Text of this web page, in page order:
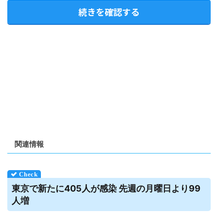
続きを確認する
関連情報
東京で新たに405人が感染 先週の月曜日より99
人増